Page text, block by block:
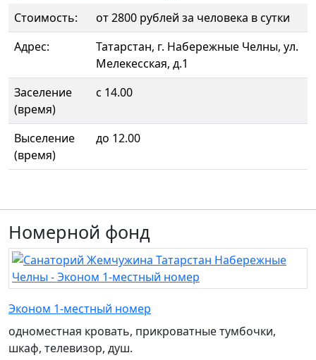
Стоимость:
от 2800 рублей за человека в сутки
Адрес:
Татарстан, г. Набережные Челны, ул.
Мелекесская, д.1
Заселение
(время)
с 14.00
Выселение
(время)
до 12.00
Номерной фонд
Эконом 1-местный номер
одноместная кровать, прикроватные тумбочки,
шкаф, телевизор, душ.